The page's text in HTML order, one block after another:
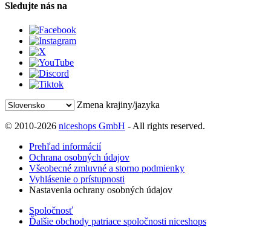
Sledujte nás na
Zmena krajiny/jazyka
© 2010-2026 niceshops GmbH - All rights reserved.
Prehľad informácií
Ochrana osobných údajov
Všeobecné zmluvné a storno podmienky
Vyhlásenie o prístupnosti
Nastavenia ochrany osobných údajov
Spoločnosť
Ďalšie obchody patriace spoločnosti niceshops